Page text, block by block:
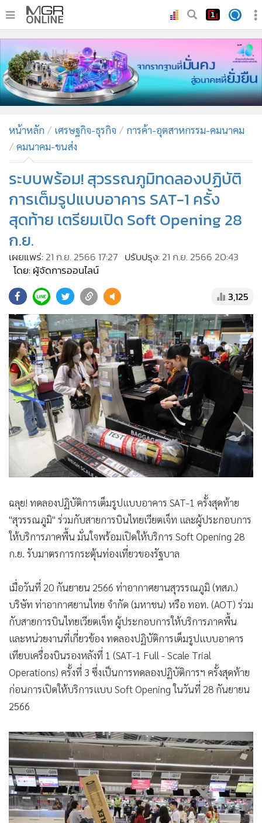
• ทันเหตุการณ์
• ภาคใต้
• ภูมิภาค
• บันเทิง
• ผู้จัดการรายวัน
คอลัมนิสต์
• CbizReview
• Cyber BIZ
• ผู้จัดกวน
• Good health & Well-being
Green Innovation & SD
• Management & HR
• MGR Live
• Infographic
• การเมือง
• ท่องเที่ยว
• กีฬา
ต่างประเทศ
• Special Scoop
เศรษฐกิจ-ธุรกิจ
จีน
• ชุมชน-คุณภาพชีวิต
• อาชญากรรม
• Motoring
• เกม
• วิทยาศาสตร์
• หุ้น
• อินโดจีน
• กองทุนรวม
• Celeb Online
• Factcheck
• ญี่ปุ่น
• News1
หน้าหลัก เศรษฐกิจ-ธุรกิจ
การค้า-อุตสาหกรรม-คมนาคม
คมนาคม-ขนส่ง
ระบบพร้อม! สุวรรณภูมิทดลองปฏิบัติ
การเต็มรูปแบบอาคาร SAT-1 ครั้ง
สุดท้าย เตรียมเปิด Soft Opening 28
ก.ย.
เผยแพร่: 21 ก.ย. 2566 17:27 ปรับปรุง: 21 ก.ย. 2566 20:43
โดย: ผู้จัดการออนไลน์
3,125
ฉลุย! ทดลองปฏิบัติการเต็มรูปแบบอาคาร SAT-1 ครั้งสุดท้าย
"สุวรรณภูมิ" ร่วมกับสายการบินไทยเวียตเจ็ท และผู้ประกอบการ
ให้บริการภาคพื้น มั่นใจพร้อมเปิดให้บริการ Soft Opening 28
ก.ย. รับมาตรการกระตุ้นท่องเที่ยวของรัฐบาล
เมื่อวันที่ 20 กันยายน 2566 ท่าอากาศยานสุวรรณภูมิ (ทสภ.)
บริษัท ท่าอากาศยานไทย จำกัด (มหาชน) หรือ ทอท. (AOT) ร่วม
กับสายการบินไทยเวียตเจ็ท ผู้ประกอบการให้บริการภาคพื้น
และหน่วยงานที่เกี่ยวข้อง ทดลองปฏิบัติการเต็มรูปแบบอาคาร
เทียบเครื่องบินรองหลังที่ 1 (SAT-1 Full - Scale Trial
Operations) ครั้งที่ 3 ซึ่งเป็นการทดลองปฏิบัติการฯ ครั้งสุดท้าย
ก่อนการเปิดให้บริการแบบ Soft Opening ในวันที่ 28 กันยายน
2566